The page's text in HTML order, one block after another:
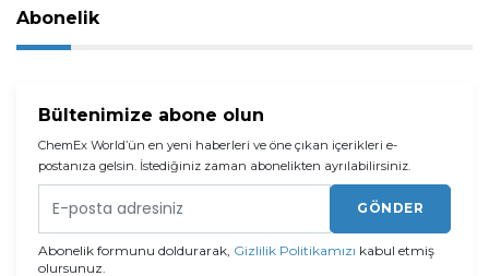
Abonelik
Bültenimize abone olun
ChemEx World’ün en yeni haberleri ve öne çıkan içerikleri e-
postanıza gelsin. İstediğiniz zaman abonelikten ayrılabilirsiniz.
GÖNDER
Abonelik formunu doldurarak, Gizlilik Politikamızı kabul etmiş
olursunuz.